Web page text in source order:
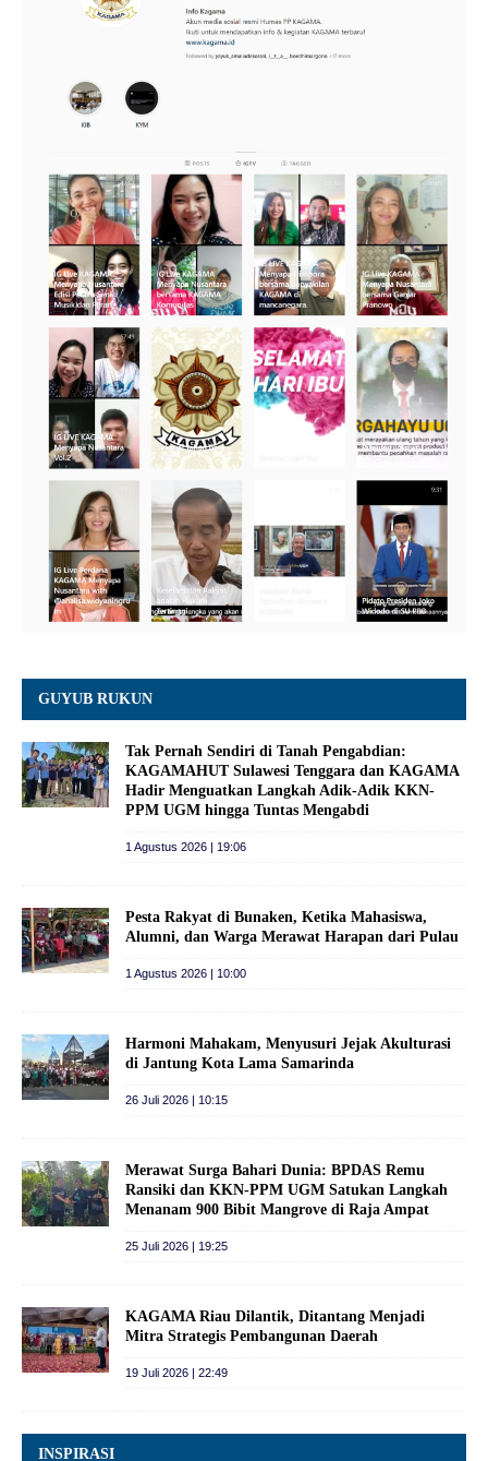
GUYUB RUKUN
Tak Pernah Sendiri di Tanah Pengabdian:
KAGAMAHUT Sulawesi Tenggara dan KAGAMA
Hadir Menguatkan Langkah Adik-Adik KKN-
PPM UGM hingga Tuntas Mengabdi
1 Agustus 2026 | 19:06
Pesta Rakyat di Bunaken, Ketika Mahasiswa,
Alumni, dan Warga Merawat Harapan dari Pulau
1 Agustus 2026 | 10:00
Harmoni Mahakam, Menyusuri Jejak Akulturasi
di Jantung Kota Lama Samarinda
26 Juli 2026 | 10:15
Merawat Surga Bahari Dunia: BPDAS Remu
Ransiki dan KKN-PPM UGM Satukan Langkah
Menanam 900 Bibit Mangrove di Raja Ampat
25 Juli 2026 | 19:25
KAGAMA Riau Dilantik, Ditantang Menjadi
Mitra Strategis Pembangunan Daerah
19 Juli 2026 | 22:49
INSPIRASI